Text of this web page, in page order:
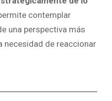
contemplar
una perspectiva más
necesidad de reaccionar